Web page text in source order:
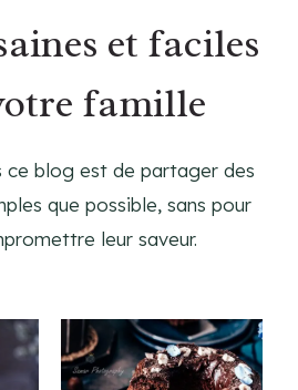
et faciles
famille
ce blog est de partager des
que possible, sans pour
leur saveur.